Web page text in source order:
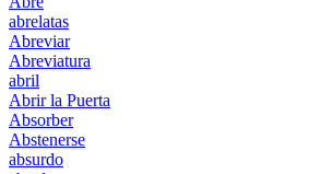
abrelatas
Abreviar
Abreviatura
abril
Abrir la Puerta
Absorber
Abstenerse
absurdo